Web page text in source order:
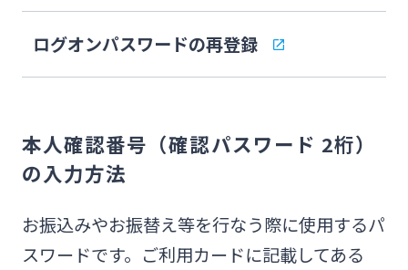
お問い合わせ先一覧
ログオンパスワードの再登録
本人確認番号（確認パスワード 2桁）
の入力方法
お振込みやお振替え等を行なう際に使用するパ
スワードです。ご利用カードに記載してある